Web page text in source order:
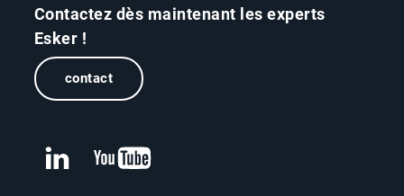
Contactez dès maintenant les experts
Esker !
contact